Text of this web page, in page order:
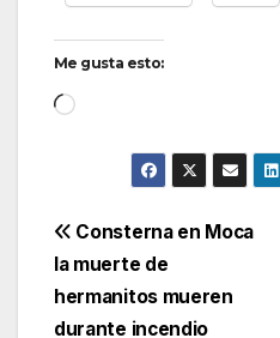
Me gusta esto:
Cargando...
Navegación
de
Consterna en Moca
la muerte de
hermanitos mueren
durante incendio